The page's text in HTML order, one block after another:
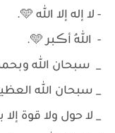
- لا إله إلا الله 🩵.
- اللهُ أڪـبر 🩵.
_ سبحان الله وبحمده
_ سبحان الله العظيم
_ لا حول ولا قوة إلا